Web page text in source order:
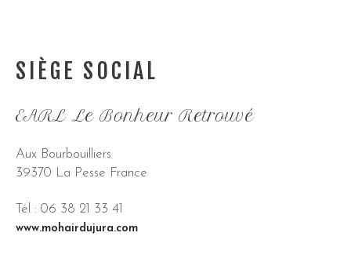
SIÈGE SOCIAL
EARL Le Bonheur Retrouvé
Aux Bourbouilliers
39370 La Pesse France
Tél : 06 38 21 33 41
www.mohairdujura.com